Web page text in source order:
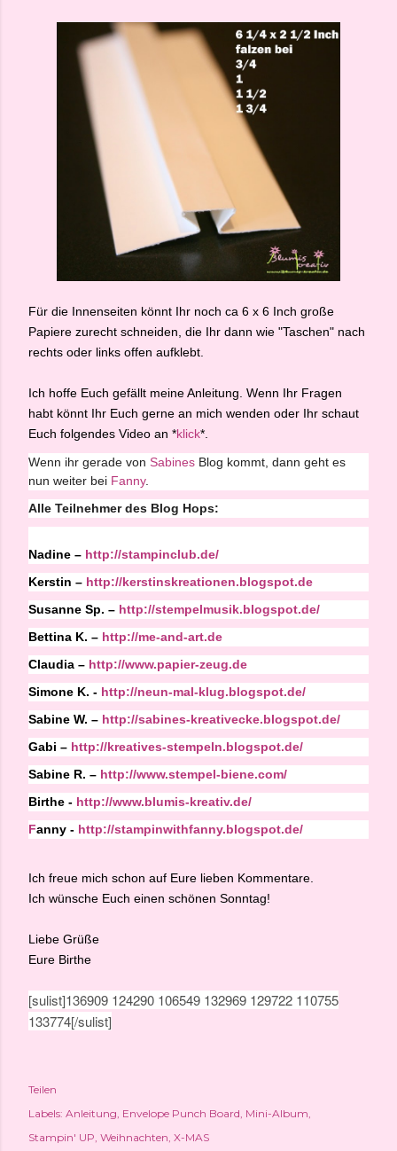
Für die Innenseiten könnt Ihr noch ca 6 x 6 Inch große
Papiere zurecht schneiden, die Ihr dann wie "Taschen" nach
rechts oder links offen aufklebt.
Ich hoffe Euch gefällt meine Anleitung. Wenn Ihr Fragen
habt könnt Ihr Euch gerne an mich wenden oder Ihr schaut
Euch folgendes Video an *klick*.
Wenn ihr gerade von Sabines Blog kommt, dann geht es
nun weiter bei Fanny.
Alle Teilnehmer des Blog Hops:
Nadine – http://stampinclub.de/
Kerstin – http://kerstinskreationen.blogspot.de
Susanne Sp. – http://stempelmusik.blogspot.de/
Bettina K. – http://me-and-art.de
Claudia – http://www.papier-zeug.de
Simone K. - http://neun-mal-klug.blogspot.de/
Sabine W. – http://sabines-kreativecke.blogspot.de/
Gabi – http://kreatives-stempeln.blogspot.de/
Sabine R. – http://www.stempel-biene.com/
Birthe - http://www.blumis-kreativ.de/
Fanny - http://stampinwithfanny.blogspot.de/
Ich freue mich schon auf Eure lieben Kommentare.
Ich wünsche Euch einen schönen Sonntag!
Liebe Grüße
Eure Birthe
[sulist]136909 124290 106549 132969 129722 110755
133774[/sulist]
Teilen
Labels: Anleitung Envelope Punch Board Mini-Album
Stampin' UP Weihnachten X-MAS